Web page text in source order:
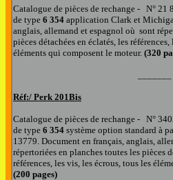
Catalogue de pièces de rechange - N° 21
de type 6 354 application Clark et
anglais, allemand et espagnol où sont
pièces détachées en éclatés, les
éléments qui composent le moteur. (320
Réf:/ Perk 201Bis
Catalogue de pièces de rechange - N°
de type 6 354 système option standard à
13779. Document en français, anglais,
répertoriées en planches toutes les pièces
références, les vis, les écrous, tous les
(200 pages)